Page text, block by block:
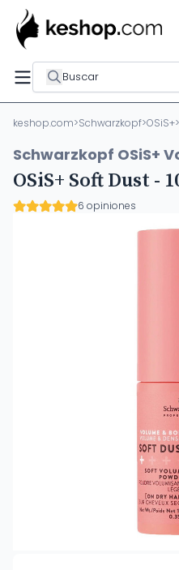
Buscar
keshop.com>Schwarzkopf>OSiS+>
Schwarzkopf OSiS+
OSiS+ Soft Dust -
6 opiniones